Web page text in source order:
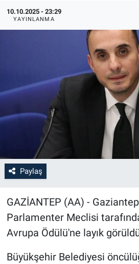
10.10.2025 - 23:29
YAYINLANMA
Paylaş
GAZİANTEP (AA) -
Parlamenter Meclisi
Avrupa Ödülü'ne layık
Büyükşehir Belediyesi
Son Dakika Haberleri